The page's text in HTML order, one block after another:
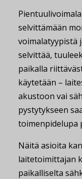
selvittämään
voimalatyypistä
selvittää,
paikalla
käytetään –
akustoon vai
pystytykseen
toimenpidelupa
Näitä asioita
laitetoimittajan
paikalliselta